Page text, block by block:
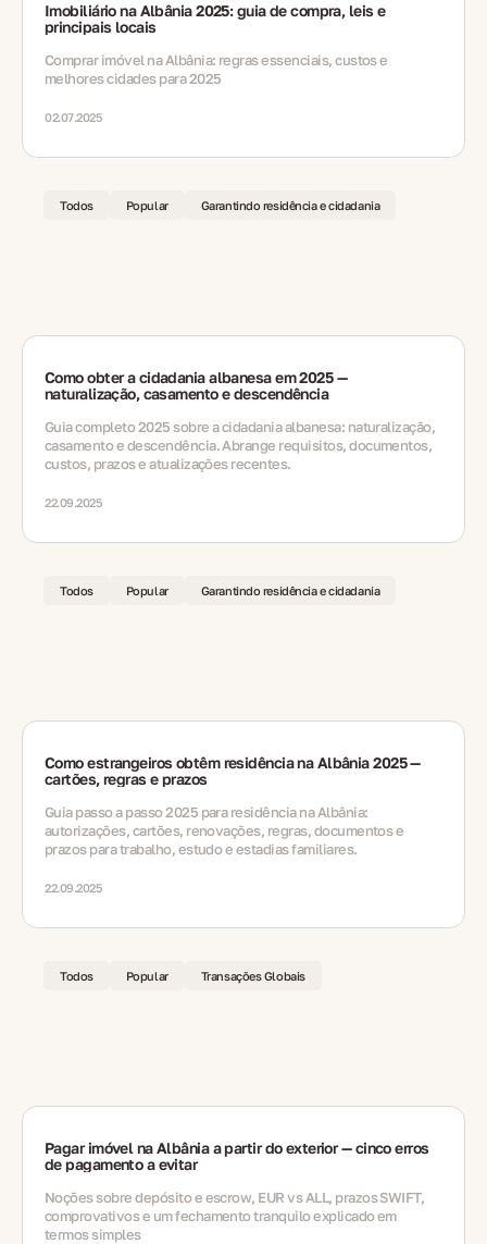
Imobiliário na Albânia 2025: guia de compra, leis e
principais locais
Comprar imóvel na Albânia: regras essenciais, custos e
melhores cidades para 2025
02.07.2025
Todos Popular Garantindo residência e cidadania
Como obter a cidadania albanesa em 2025 —
naturalização, casamento e descendência
Guia completo 2025 sobre a cidadania albanesa: naturalização,
casamento e descendência. Abrange requisitos, documentos,
custos, prazos e atualizações recentes.
22.09.2025
Todos Popular Garantindo residência e cidadania
Como estrangeiros obtêm residência na Albânia 2025 —
cartões, regras e prazos
Guia passo a passo 2025 para residência na Albânia:
autorizações, cartões, renovações, regras, documentos e
prazos para trabalho, estudo e estadias familiares.
22.09.2025
Todos Popular Transações Globais
Pagar imóvel na Albânia a partir do exterior — cinco erros
de pagamento a evitar
Noções sobre depósito e escrow, EUR vs ALL, prazos SWIFT,
comprovativos e um fechamento tranquilo explicado em
termos simples